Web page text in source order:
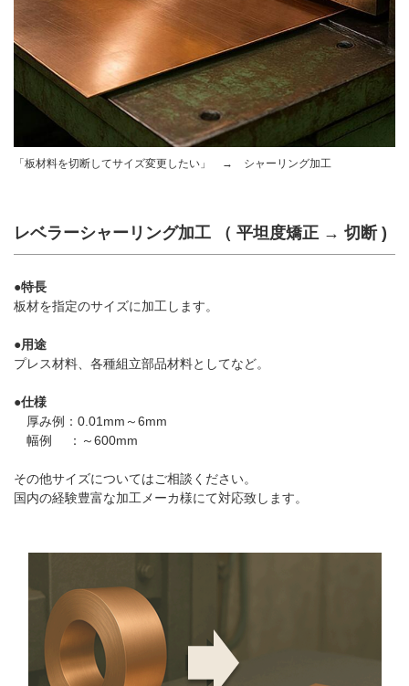
「板材料を切断してサイズ変更したい」 → シャーリング加工
レベラーシャーリング加工 （ 平坦度矯正 → 切断 )
●特長
板材を指定のサイズに加工します。
●用途
プレス材料、各種組立部品材料としてなど。
●仕様
厚み例：0.01mm～6mm
幅例 ：～600mm
その他サイズについてはご相談ください。
国内の経験豊富な加工メーカ様にて対応致します。